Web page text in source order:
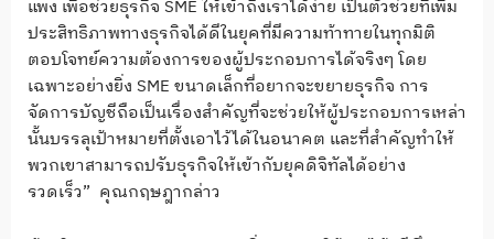
แพง เพื่อช่วยธุรกิจ SME ให้เข้าถึงเราได้ง่าย เป็นตัวช่วยที่เพิ่ม
ประสิทธิภาพทางธุรกิจได้ดีในยุคที่มีความท้าทายในทุกมิติ
ตอบโจทย์ความต้องการของผู้ประกอบการได้จริงๆ โดย
เฉพาะอย่างยิ่ง SME ขนาดเล็กที่อยากจะขยายธุรกิจ การ
จัดการบัญชีถือเป็นเรื่องสำคัญที่จะช่วยให้ผู้ประกอบการเหล่า
นั้นบรรลุเป้าหมายที่ตั้งเอาไว้ได้ในอนาคต และที่สำคัญทำให้
พวกเขาสามารถปรับธุรกิจให้เข้ากับยุคดิจิทัลได้อย่าง
รวดเร็ว” คุณกฤษฎากล่าว